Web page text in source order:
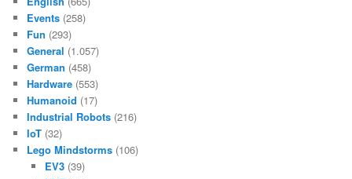
Events (258)
Fun (293)
General (1.057)
German (458)
Hardware (553)
Humanoid (17)
Industrial Robots (216)
IoT (32)
Lego Mindstorms (106)
EV3(39)